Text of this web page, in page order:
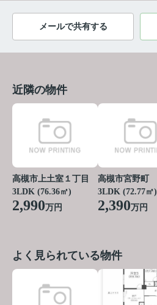
メールで共有する
近隣の物件
高槻市上土室１丁目
3LDK (76.36㎡)
2,990万円
高槻市宮野町
3LDK (72.77㎡)
2,390万円
よく見られている物件